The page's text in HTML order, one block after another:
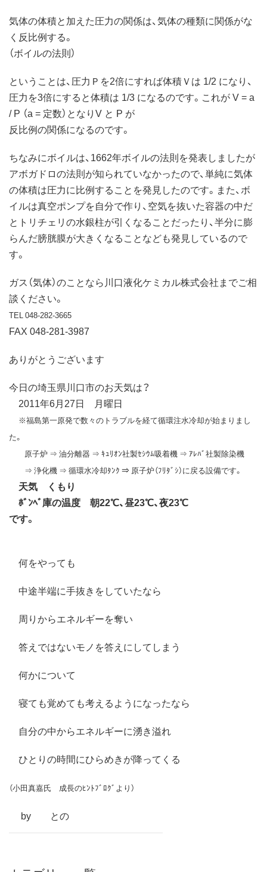
気体の体積と加えた圧力の関係は、気体の種類に関係がな
く反比例する。
（ボイルの法則）
ということは、圧力Ｐを2倍にすれば体積Ｖは 1/2 になり、
圧力を3倍にすると体積は 1/3 になるのです。これが V = a
/ P （a = 定数）となりV と P が
反比例の関係になるのです。
ちなみにボイルは、1662年ボイルの法則を発表しましたが
アボガドロの法則が知られていなかったので、単純に気体
の体積は圧力に比例することを発見したのです。また、ボ
イルは真空ポンプを自分で作り、空気を抜いた容器の中だ
とトリチェリの水銀柱が引くなることだったり、半分に膨
らんだ膀胱膜が大きくなることなども発見しているので
す。
ガス（気体）のことなら川口液化ケミカル株式会社までご相
談ください。
TEL 048-282-3665
FAX 048-281-3987
ありがとうございます
今日の埼玉県川口市のお天気は？
2011年6月27日 月曜日
※福島第一原発で数々のトラブルを経て循環注水冷却が始まりまし
た。
原子炉 ⇒ 油分離器 ⇒ ｷｭﾘｵﾝ社製ｾｼｳﾑ吸着機 ⇒ ｱﾚﾊﾞ社製除染機
⇒ 浄化機 ⇒ 循環水冷却ﾀﾝｸ ⇒ 原子炉（ﾌﾘﾀﾞｼ）に戻る設備です。
天気 くもり
ﾎﾞﾝﾍﾞ庫の温度 朝22℃、昼23℃、夜23℃
です。
何をやっても
中途半端に手抜きをしていたなら
周りからエネルギーを奪い
答えではないモノを答えにしてしまう
何かについて
寝ても覚めても考えるようになったなら
自分の中からエネルギーに湧き溢れ
ひとりの時間にひらめきが降ってくる
（小田真嘉氏 成長のﾋﾝﾄﾌﾞﾛｸﾞより）
by との